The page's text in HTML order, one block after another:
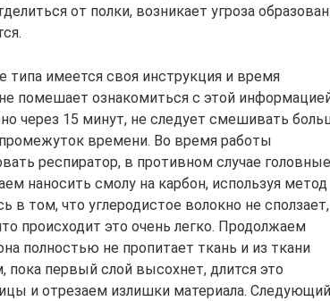
от полки, возникает угроза
имеется своя инструкция и время
помешает ознакомиться с этой
через 15 минут, не следует смешивать
времени. Во время работы
респиратор, в противном случае головные
наносить смолу на карбон, используя метод
в том, что углеродистое волокно не сползает,
происходит это очень легко. Продолжаем
полностью не пропитает ткань и из ткани
первый слой высохнет, длится это
и отрезаем излишки материала. Следующий